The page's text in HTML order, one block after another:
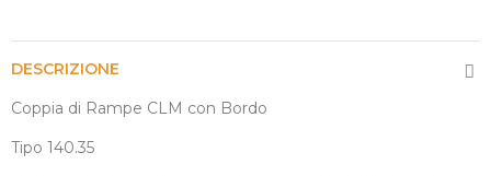
DESCRIZIONE
Coppia di Rampe CLM con Bordo
Tipo 140.35